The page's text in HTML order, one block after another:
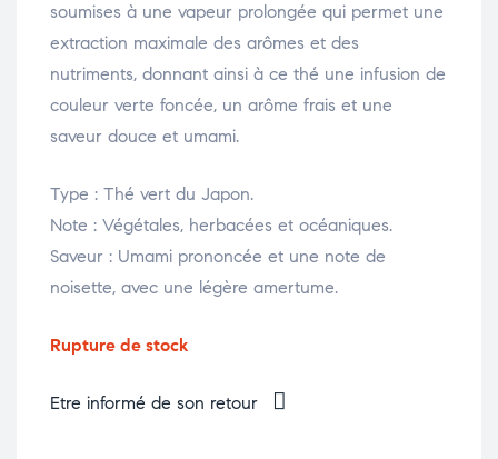
soumises à une vapeur prolongée qui permet une
extraction maximale des arômes et des
nutriments, donnant ainsi à ce thé une infusion de
couleur verte foncée, un arôme frais et une
saveur douce et umami.
Type : Thé vert du Japon.
Note : Végétales, herbacées et océaniques.
Saveur : Umami prononcée et une note de
noisette, avec une légère amertume.
Rupture de stock
Etre informé de son retour